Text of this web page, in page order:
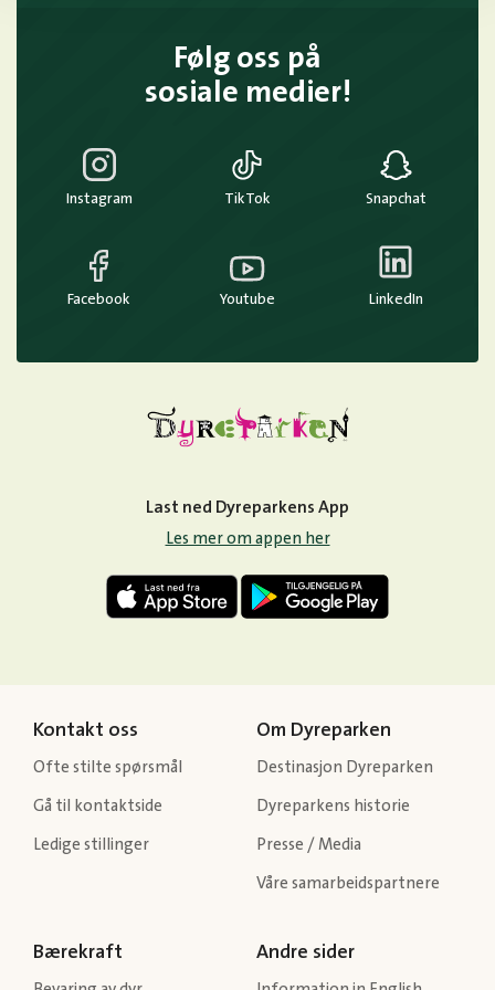
Følg oss på
sosiale medier!
Instagram TikTok Snapchat
Facebook Youtube LinkedIn
Last ned Dyreparkens App
Les mer om appen her
Kontakt oss
Ofte stilte spørsmål
Gå til kontaktside
Ledige stillinger
Om Dyreparken
Destinasjon Dyreparken
Dyreparkens historie
Presse / Media
Våre samarbeidspartnere
Bærekraft Andre sider